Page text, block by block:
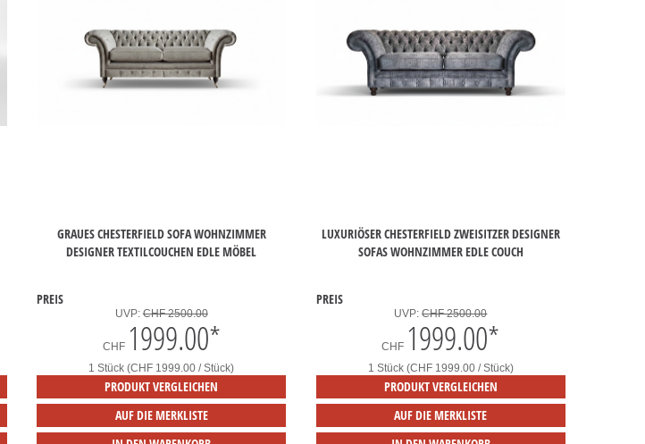
GRAUES CHESTERFIELD SOFA WOHNZIMMER
DESIGNER TEXTILCOUCHEN EDLE MÖBEL
PREIS
UVP:CHF 2500.00
CHF 1999.00*
1 Stück (CHF 1999.00 / Stück)
PRODUKT VERGLEICHEN
AUF DIE MERKLISTE
LUXURIÖSER CHESTERFIELD ZWEISITZER DESIGNER
SOFAS WOHNZIMMER EDLE COUCH
PREIS
UVP:CHF 2500.00
CHF 1999.00*
1 Stück (CHF 1999.00 / Stück)
PRODUKT VERGLEICHEN
AUF DIE MERKLISTE